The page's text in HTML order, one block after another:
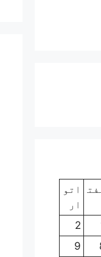
اتو
ار
2
9